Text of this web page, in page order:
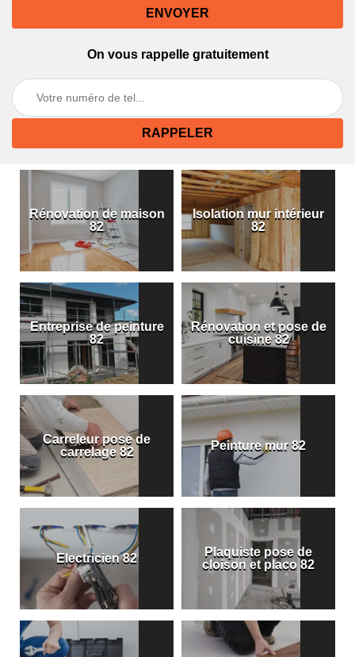
On vous rappelle gratuitement
Rénovation de maison
82
Isolation mur intérieur
82
Entreprise de peinture
82
Rénovation et pose de
cuisine 82
Carreleur pose de
carrelage 82
Peinture mur 82
Electricien 82
Plaquiste pose de
cloison et placo 82